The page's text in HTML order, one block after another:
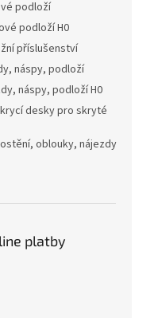
podloží
podloží H0
příslušenství
náspy, podloží
náspy, podloží H0
desky pro skryté
oblouky, nájezdy
platby